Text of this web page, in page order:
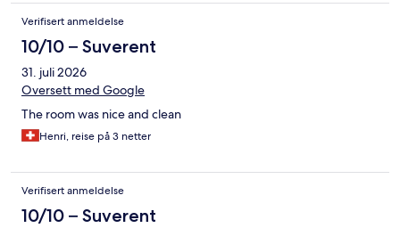
Verifisert anmeldelse
10/10 – Suverent
31. juli 2026
Oversett med Google
The room was nice and clean
Henri, reise på 3 netter
Verifisert anmeldelse
10/10 – Suverent